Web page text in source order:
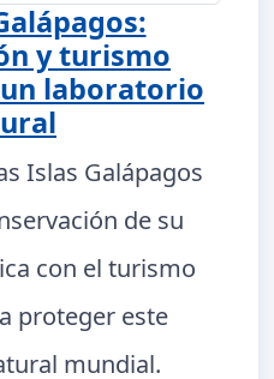
y turismo
laboratorio
Islas Galápagos
de su
con el turismo
proteger este
mundial.